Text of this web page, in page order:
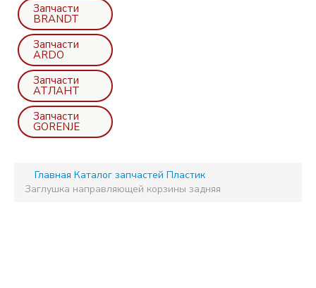
Запчасти
BRANDT
Запчасти
ARDO
Запчасти
АТЛАНТ
Запчасти
GORENJE
Главная Каталог запчастей Пластик
Заглушка направляющей корзины задняя